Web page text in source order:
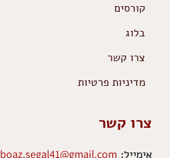
קורסים
בלוג
צרו קשר
מדיניות פרטיות
צרו קשר
אימייל: boaz.segal41@gmail.com